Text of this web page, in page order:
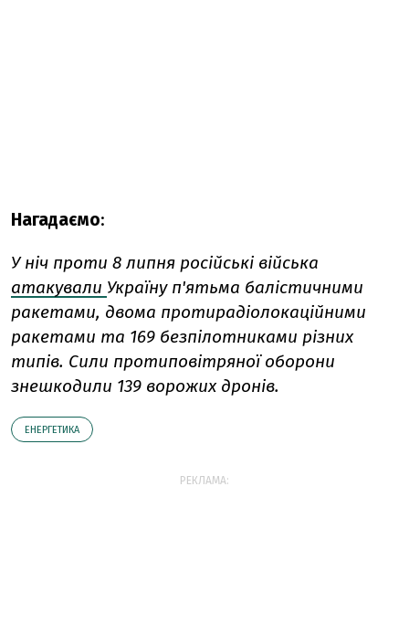
Нагадаємо:
У ніч проти 8 липня російські війська
атакували Україну п'ятьма балістичними
ракетами, двома протирадіолокаційними
ракетами та 169 безпілотниками різних
типів. Сили протиповітряної оборони
знешкодили 139 ворожих дронів.
ЕНЕРГЕТИКА
РЕКЛАМА: